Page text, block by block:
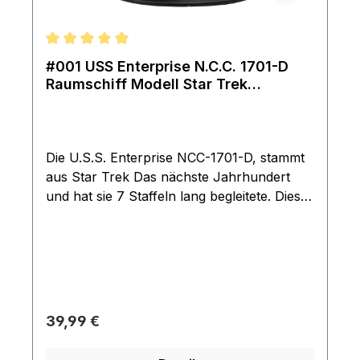
Durchschnittliche Bewertung von 5 von 5 Sternen
#001 USS Enterprise N.C.C. 1701-D
Raumschiff Modell Star Trek
Die U.S.S. Enterprise NCC-1701-D, stammt
aus Star Trek Das nächste Jahrhundert
und hat sie 7 Staffeln lang begleitete. Diese
Kunstsoff. Modell kommt ohne Magazin
Regulärer Preis:
39,99 €